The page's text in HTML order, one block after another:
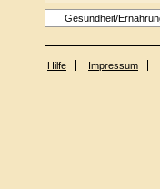
Hilfe Impressum